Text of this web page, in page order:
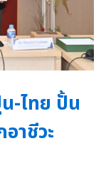
-ไทย ปั้น
าชีวะ